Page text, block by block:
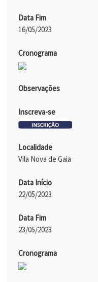
Data Fim
16/05/2023
Cronograma
Observações
Inscreva-se
Localidade
Vila Nova de Gaia
Data Início
22/05/2023
Data Fim
23/05/2023
Cronograma